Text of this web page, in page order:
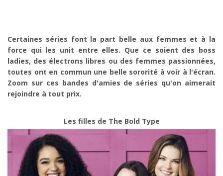
Certaines séries font la part belle aux femmes et à la
force qui les unit entre elles. Que ce soient des boss
ladies, des électrons libres ou des femmes passionnées,
toutes ont en commun une belle sororité à voir à l'écran.
Zoom sur ces bandes d'amies de séries qu'on aimerait
rejoindre à tout prix.
Les filles de The Bold Type